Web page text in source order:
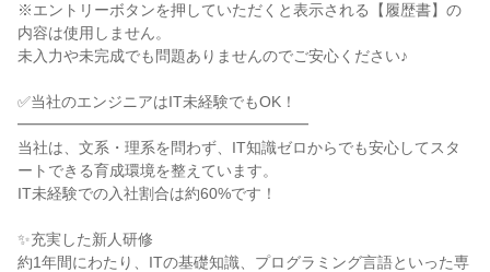
※エントリーボタンを押していただくと表示される【履歴書】の
内容は使用しません。
未入力や未完成でも問題ありませんのでご安心ください♪
✅当社のエンジニアはIT未経験でもOK！
━━━━━━━━━━━━━━━━━━━
当社は、文系・理系を問わず、IT知識ゼロからでも安心してスタ
ートできる育成環境を整えています。
IT未経験での入社割合は約60%です！
✨充実した新人研修
約1年間にわたり、ITの基礎知識、プログラミング言語といった専